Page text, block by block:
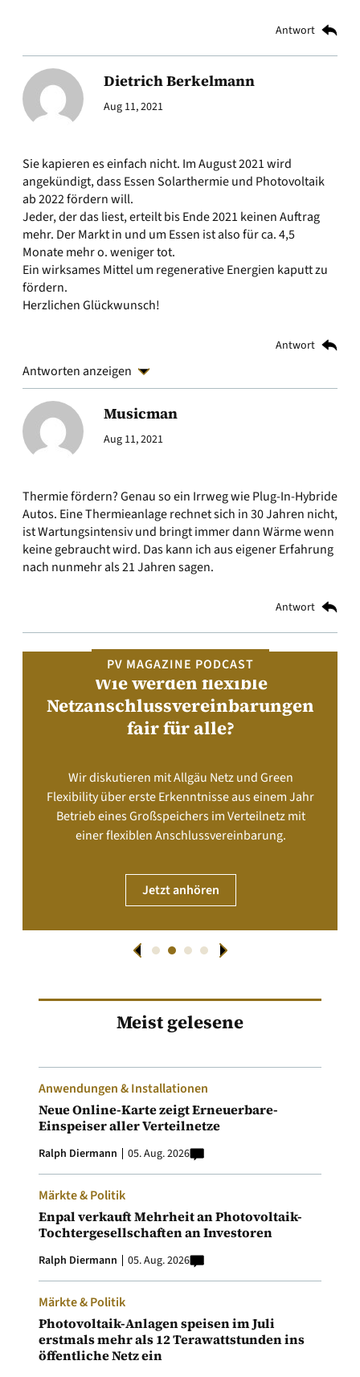
Antwort
Dietrich Berkelmann
Aug 11, 2021
Sie kapieren es einfach nicht. Im August 2021 wird
angekündigt, dass Essen Solarthermie und Photovoltaik
ab 2022 fördern will.
Jeder, der das liest, erteilt bis Ende 2021 keinen Auftrag
mehr. Der Markt in und um Essen ist also für ca. 4,5
Monate mehr o. weniger tot.
Ein wirksames Mittel um regenerative Energien kaputt zu
fördern.
Herzlichen Glückwunsch!
Antwort
Antworten anzeigen
Musicman
Aug 11, 2021
Thermie fördern? Genau so ein Irrweg wie Plug-In-Hybride
Autos. Eine Thermieanlage rechnet sich in 30 Jahren nicht,
ist Wartungsintensiv und bringt immer dann Wärme wenn
keine gebraucht wird. Das kann ich aus eigener Erfahrung
nach nunmehr als 21 Jahren sagen.
Antwort
PV MAGAZINE PODCAST
Wie werden flexible
Netzanschlussvereinbarungen
fair für alle?
Wir diskutieren mit Allgäu Netz und Green
Flexibility über erste Erkenntnisse aus einem Jahr
Betrieb eines Großspeichers im Verteilnetz mit
einer flexiblen Anschlussvereinbarung.
Jetzt anhören
Meist gelesene
Anwendungen & Installationen
Neue Online-Karte zeigt Erneuerbare-
Einspeiser aller Verteilnetze
Ralph Diermann 05. Aug. 2026
Märkte & Politik
Enpal verkauft Mehrheit an Photovoltaik-
Tochtergesellschaften an Investoren
Ralph Diermann 05. Aug. 2026
Märkte & Politik
Photovoltaik-Anlagen speisen im Juli
erstmals mehr als 12 Terawattstunden ins
öffentliche Netz ein